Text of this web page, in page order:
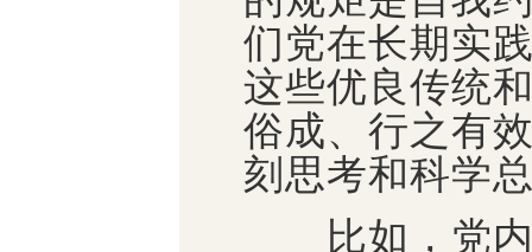
们党在长期实
这些优良传统
俗成、行之有
刻思考和科学
比如，党内